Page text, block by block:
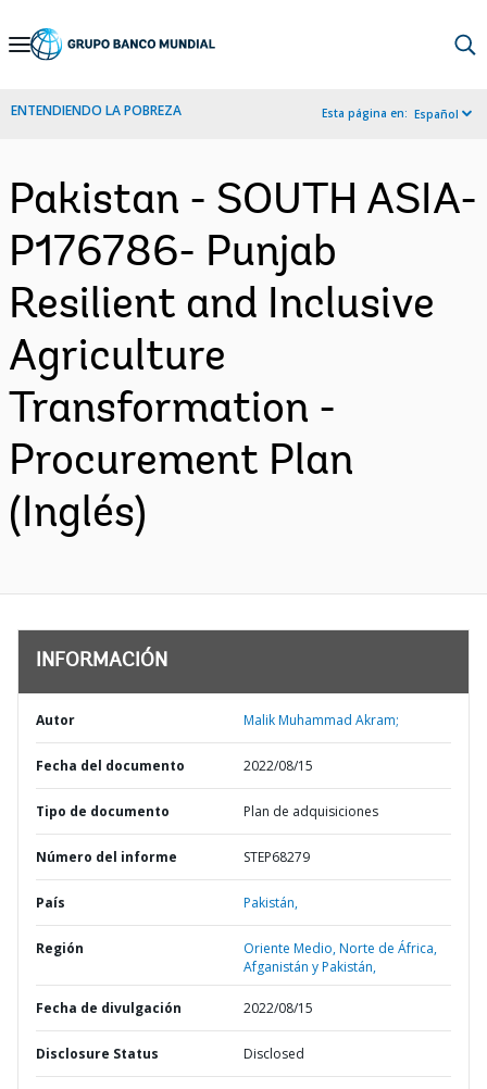
Skip
Navigation
ENTENDIENDO LA POBREZA Esta página en: Español
Pakistan - SOUTH ASIA-
P176786- Punjab
Resilient and Inclusive
Agriculture
Transformation -
Procurement Plan
(Inglés)
INFORMACIÓN
Autor Malik Muhammad Akram;
Fecha del documento 2022/08/15
Tipo de documento Plan de adquisiciones
Número del informe STEP68279
País Pakistán,
Región
Oriente Medio, Norte de África,
Afganistán y Pakistán,
Fecha de divulgación 2022/08/15
Disclosure Status Disclosed